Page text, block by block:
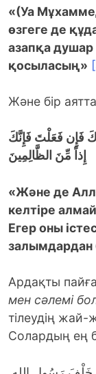
«(Уа
өзгеге де
азапқа
қосыласың»
Және бір
فَإِن فَعَلْتَ فَإِنَّكَ
إِذاً مِّنَ الظَّالِمِينَ
«Және де
келтіре
Егер оны
залымдардан
Ардақты
мен сәлемі
тілеудің жай-
Солардың ең